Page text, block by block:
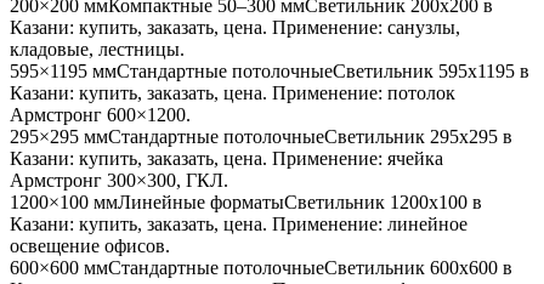
200×200 ммКомпактные 50–300 ммСветильник 200x200 в
Казани: купить, заказать, цена. Применение: санузлы,
кладовые, лестницы.
595×1195 ммСтандартные потолочныеСветильник 595x1195 в
Казани: купить, заказать, цена. Применение: потолок
Армстронг 600×1200.
295×295 ммСтандартные потолочныеСветильник 295x295 в
Казани: купить, заказать, цена. Применение: ячейка
Армстронг 300×300, ГКЛ.
1200×100 ммЛинейные форматыСветильник 1200x100 в
Казани: купить, заказать, цена. Применение: линейное
освещение офисов.
600×600 ммСтандартные потолочныеСветильник 600x600 в